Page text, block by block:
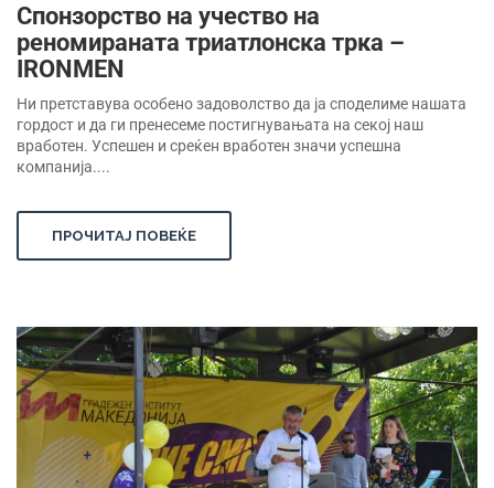
Спонзорство на учество на
реномираната триатлонска трка –
IRONMEN
Ни претставува особено задоволство да ја споделиме нашата
гордост и да ги пренесеме постигнувањата на секој наш
вработен. Успешен и среќен вработен значи успешна
компанија....
ПРОЧИТАЈ ПОВЕЌЕ